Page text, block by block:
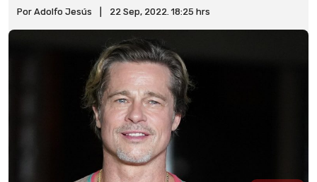
Por Adolfo Jesús 22 Sep, 2022. 18:25 hrs